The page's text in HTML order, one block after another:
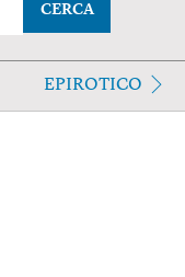
CERCA
EPIROTICO